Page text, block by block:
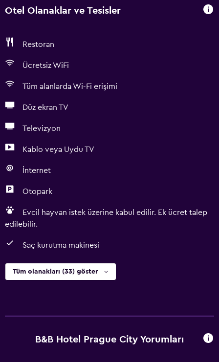
Otel Olanaklar ve Tesisler
Restoran
Ücretsiz WiFi
Tüm alanlarda Wi-Fi erişimi
Düz ekran TV
Televizyon
Kablo veya Uydu TV
İnternet
Otopark
Evcil hayvan istek üzerine kabul edilir. Ek ücret talep
edilebilir.
Saç kurutma makinesi
Tüm olanakları (33) göster
B&B Hotel Prague City Yorumları